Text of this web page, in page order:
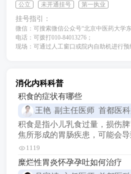
公立 未开通挂号 第一执业
挂号指引：
微信：可搜索微信公众号“北京中医药大学
电话：可拨打010-84013276；
现场：可通过人工窗口或院内自助机进行预
消化内科科普
积食的症状有哪些
王艳 副主任医师 首都医科
积食是指小儿乳食过量，损伤
焦所形成的胃肠疾患，可能会
振、口臭、腹胀、便秘、舌苔厚
西，或者吃的很少。 2口臭 孩子
1119
糜烂性胃炎怀孕孕吐如何治疗